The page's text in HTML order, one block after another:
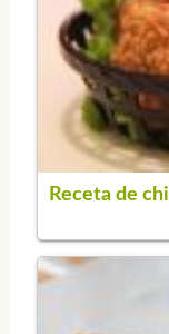
Receta de